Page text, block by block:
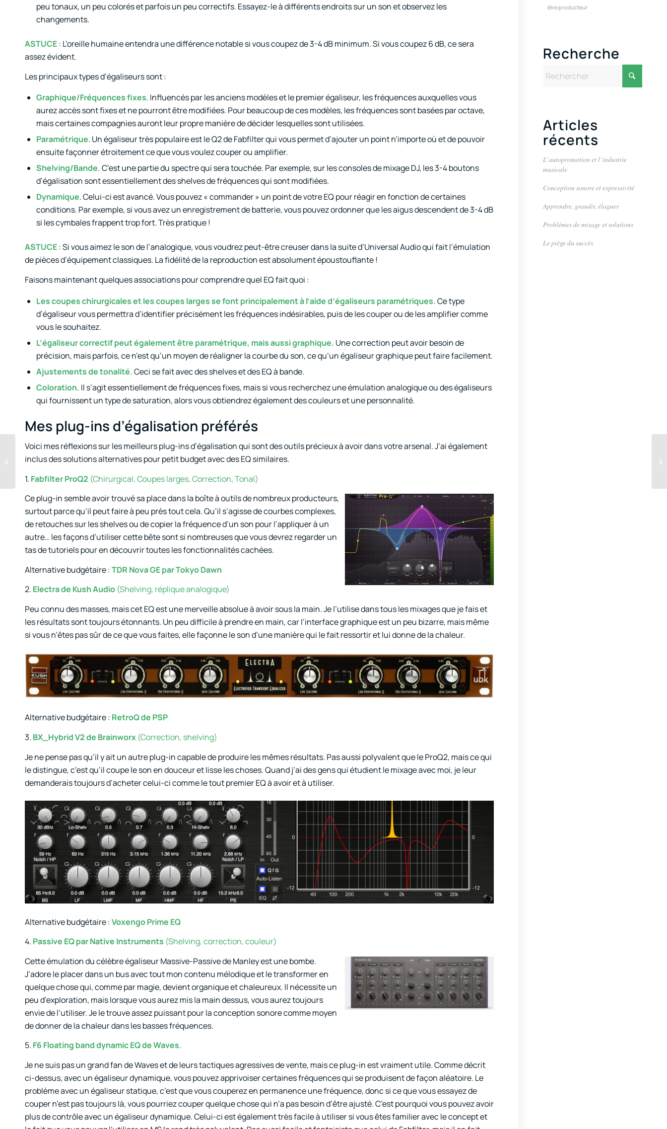
peu tonaux, un peu colorés et parfois un peu correctifs. Essayez-le à différents endroits sur un son et observez les
changements.
ASTUCE: L’oreille humaine entendra une différence notable si vous coupez de 3-4 dB minimum. Si vous coupez 6 dB, ce sera
assez évident.
Les principaux types d’égaliseurs sont :
Graphique/Fréquences fixes. Influencés par les anciens modèles et le premier égaliseur, les fréquences auxquelles vous
aurez accès sont fixes et ne pourront être modifiées. Pour beaucoup de ces modèles, les fréquences sont basées par octave,
mais certaines compagnies auront leur propre manière de décider lesquelles sont utilisées.
Paramétrique. Un égaliseur très populaire est le Q2 de Fabfilter qui vous permet d’ajouter un point n’importe où et de pouvoir
ensuite façonner étroitement ce que vous voulez couper ou amplifier.
Shelving/Bande.C’est une partie du spectre qui sera touchée. Par exemple, sur les consoles de mixage DJ, les 3-4 boutons
d’égalisation sont essentiellement des shelves de fréquences qui sont modifiées.
Dynamique. Celui-ci est avancé. Vous pouvez « commander » un point de votre EQ pour réagir en fonction de certaines
conditions. Par exemple, si vous avez un enregistrement de batterie, vous pouvez ordonner que les aigus descendent de 3-4 dB
si les cymbales frappent trop fort. Très pratique !
ASTUCE: Si vous aimez le son de l’analogique, vous voudrez peut-être creuser dans la suite d’Universal Audio qui fait l’émulation
de pièces d’équipement classiques. La fidélité de la reproduction est absolument époustouflante !
Faisons maintenant quelques associations pour comprendre quel EQ fait quoi :
Les coupes chirurgicales et les coupes larges se font principalement à l’aide d’égaliseurs paramétriques.Ce type
d’égaliseur vous permettra d’identifier précisément les fréquences indésirables, puis de les couper ou de les amplifier comme
vous le souhaitez.
L’égaliseur correctif peut également être paramétrique, mais aussi graphique. Une correction peut avoir besoin de
précision, mais parfois, ce n’est qu’un moyen de réaligner la courbe du son, ce qu’un égaliseur graphique peut faire facilement.
Ajustements de tonalité.Ceci se fait avec des shelves et des EQ à bande.
Coloration. Il s’agit essentiellement de fréquences fixes, mais si vous recherchez une émulation analogique ou des égaliseurs
qui fournissent un type de saturation, alors vous obtiendrez également des couleurs et une personnalité.
Mes plug-ins d’égalisation préférés
Voici mes réflexions sur les meilleurs plug-ins d’égalisation qui sont des outils précieux à avoir dans votre arsenal. J’ai également
inclus des solutions alternatives pour petit budget avec des EQ similaires.
1. Fabfilter ProQ2 (Chirurgical, Coupes larges, Correction, Tonal)
Ce plug-in semble avoir trouvé sa place dans la boîte à outils de nombreux producteurs,
surtout parce qu’il peut faire à peu près tout cela. Qu’il s’agisse de courbes complexes,
de retouches sur les shelves ou de copier la fréquence d’un son pour l’appliquer à un
autre… les façons d’utiliser cette bête sont si nombreuses que vous devrez regarder un
tas de tutoriels pour en découvrir toutes les fonctionnalités cachées.
Alternative budgétaire :TDR Nova GE par Tokyo Dawn
2. Electra de Kush Audio (Shelving, réplique analogique)
Peu connu des masses, mais cet EQ est une merveille absolue à avoir sous la main. Je l’utilise dans tous les mixages que je fais et
les résultats sont toujours étonnants. Un peu difficile à prendre en main, car l’interface graphique est un peu bizarre, mais même
si vous n’êtes pas sûr de ce que vous faites, elle façonne le son d’une manière qui le fait ressortir et lui donne de la chaleur.
Alternative budgétaire : RetroQ de PSP
3. BX_Hybrid V2 de Brainworx (Correction, shelving)
Je ne pense pas qu’il y ait un autre plug-in capable de produire les mêmes résultats. Pas aussi polyvalent que le ProQ2, mais ce qui
le distingue, c’est qu’il coupe le son en douceur et lisse les choses. Quand j’ai des gens qui étudient le mixage avec moi, je leur
demanderais toujours d’acheter celui-ci comme le tout premier EQ à avoir et à utiliser.
Alternative budgétaire :Voxengo Prime EQ
4. Passive EQ par Native Instruments (Shelving, correction, couleur)
Cette émulation du célèbre égaliseur Massive-Passive de Manley est une bombe.
J’adore le placer dans un bus avec tout mon contenu mélodique et le transformer en
quelque chose qui, comme par magie, devient organique et chaleureux. Il nécessite un
peu d’exploration, mais lorsque vous aurez mis la main dessus, vous aurez toujours
envie de l’utiliser. Je le trouve assez puissant pour la conception sonore comme moyen
de donner de la chaleur dans les basses fréquences.
5. F6 Floating band dynamic EQ de Waves.
Je ne suis pas un grand fan de Waves et de leurs tactiques agressives de vente, mais ce plug-in est vraiment utile. Comme décrit
ci-dessus, avec un égaliseur dynamique, vous pouvez apprivoiser certaines fréquences qui se produisent de façon aléatoire. Le
problème avec un égaliseur statique, c’est que vous couperez en permanence une fréquence, donc si ce que vous essayez de
couper n’est pas toujours là, vous pourriez couper quelque chose qui n’a pas besoin d’être ajusté. C’est pourquoi vous pouvez avoir
plus de contrôle avec un égaliseur dynamique. Celui-ci est également très facile à utiliser si vous êtes familier avec le concept et
être producteur
Recherche
Articles
récents
L’autopromotion et l’industrie
musicale
Conception sonore et expressivité
Apprendre, grandir, élaguer
Problèmes de mixage et solutions
Le piège du succès
Ma méthodologie de
production musicale :
de mise en...